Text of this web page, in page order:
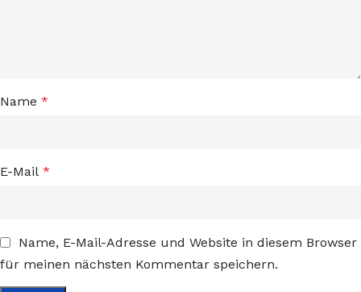
Name *
E-Mail *
Name, E-Mail-Adresse und Website in diesem Browser
für meinen nächsten Kommentar speichern.